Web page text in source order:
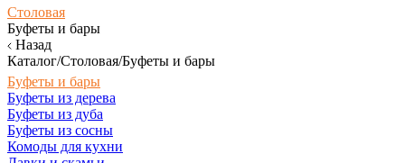
Столовая
Буфеты и бары
Назад
Каталог/Столовая/Буфеты и бары
Буфеты и бары
Буфеты из дерева
Буфеты из дуба
Буфеты из сосны
Комоды для кухни